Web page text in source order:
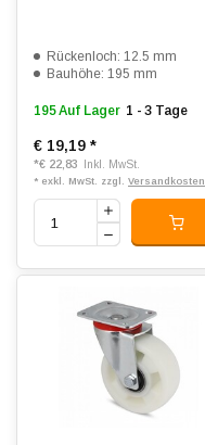
Rückenloch: 12.5 mm
Bauhöhe: 195 mm
195 Auf Lager 1 - 3 Tage
€ 19,19 *
*€ 22,83 Inkl. MwSt.
* exkl. MwSt. zzgl. Versandkosten